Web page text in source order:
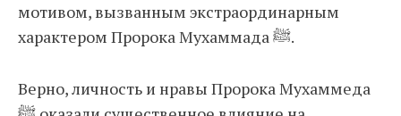
мотивом, вызванным экстраординарным
характером Пророка Мухаммада ﷺ.
Верно, личность и нравы Пророка Мухаммеда